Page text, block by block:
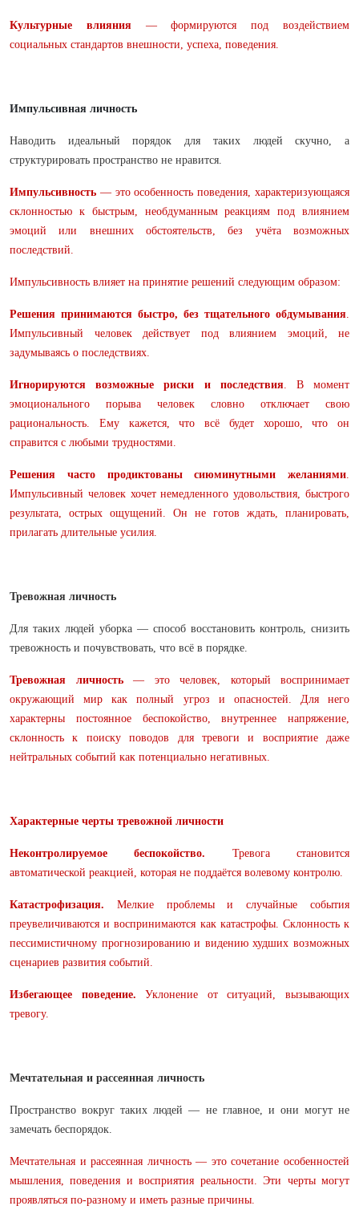
Культурные влияния— формируются под воздействием
социальных стандартов внешности, успеха, поведения.
Импульсивная личность
Наводить идеальный порядок для таких людей скучно, а
структурировать пространство не нравится.
Импульсивность — это особенность поведения, характеризующаяся
склонностью к быстрым, необдуманным реакциям под влиянием
эмоций или внешних обстоятельств, без учёта возможных
последствий.
Импульсивность влияет на принятие решений следующим образом:
Решения принимаются быстро, без тщательного обдумывания.
Импульсивный человек действует под влиянием эмоций, не
задумываясь о последствиях.
Игнорируются возможные риски и последствия. В момент
эмоционального порыва человек словно отключает свою
рациональность. Ему кажется, что всё будет хорошо, что он
справится с любыми трудностями.
Решения часто продиктованы сиюминутными желаниями.
Импульсивный человек хочет немедленного удовольствия, быстрого
результата, острых ощущений. Он не готов ждать, планировать,
прилагать длительные усилия.
Тревожная личность
Для таких людей уборка — способ восстановить контроль, снизить
тревожность и почувствовать, что всё в порядке.
Тревожная личность— это человек, который воспринимает
окружающий мир как полный угроз и опасностей. Для него
характерны постоянное беспокойство, внутреннее напряжение,
склонность к поиску поводов для тревоги и восприятие даже
нейтральных событий как потенциально негативных.
Характерные черты тревожной личности
Неконтролируемое беспокойство. Тревога становится
автоматической реакцией, которая не поддаётся волевому контролю.
Катастрофизация. Мелкие проблемы и случайные события
преувеличиваются и воспринимаются как катастрофы. Склонность к
пессимистичному прогнозированию и видению худших возможных
сценариев развития событий.
Избегающее поведение. Уклонение от ситуаций, вызывающих
тревогу.
Мечтательная и рассеянная личность
Пространство вокруг таких людей — не главное, и они могут не
замечать беспорядок.
Мечтательная и рассеянная личность — это сочетание особенностей
мышления, поведения и восприятия реальности. Эти черты могут
проявляться по-разному и иметь разные причины.